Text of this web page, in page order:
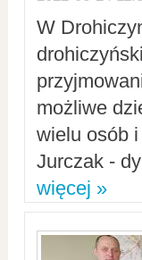
W
możliwe
wielu osób
Jurczak -
więcej »